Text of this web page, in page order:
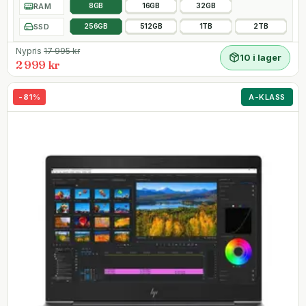
RAM 8GB 16GB 32GB
SSD 256GB 512GB 1TB 2TB
Nypris 17 995kr
2 999 kr
10 i lager
- 81% A-KLASS